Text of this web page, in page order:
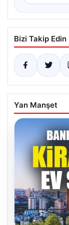
Bizi Takip Edin
Yan Manşet